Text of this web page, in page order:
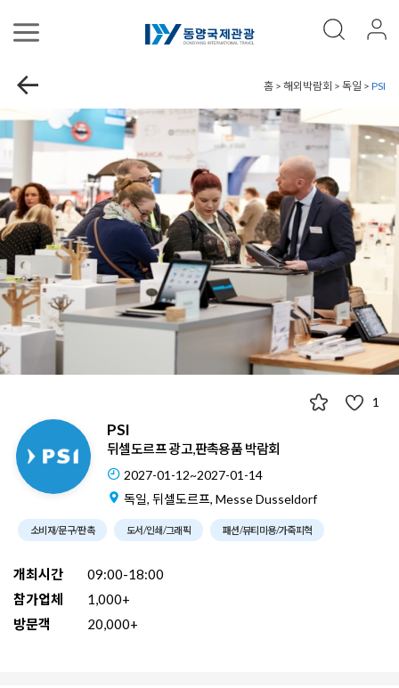
홈 > 해외박람회 > 독일 > PSI
1
PSI
뒤셀도르프 광고,판촉용품 박람회
2027-01-12~2027-01-14
독일, 뒤셀도르프, Messe Dusseldorf
소비재/문구/판촉 도서/인쇄/그래픽 패션/뷰티미용/가죽피혁
개최시간
09:00-18:00
참가업체
1,000+
방문객
20,000+